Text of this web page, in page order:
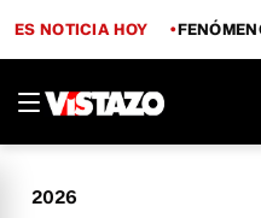
ES NOTICIA HOY
2026